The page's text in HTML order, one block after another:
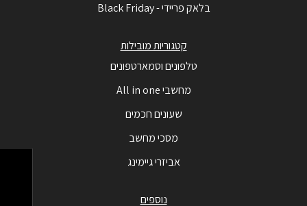
בלאק פריידי - Black Friday
קטגוריות מובילות
טלפונים וסמארטפונים
מחשבי All in one
שעונים חכמים
מסכי מחשב
אביזרי גיימינג
נוספים